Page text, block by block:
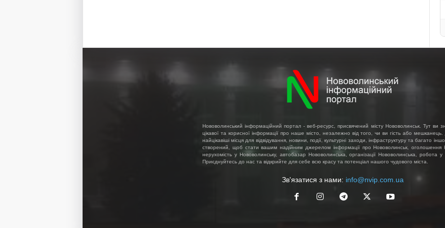
Нововолинський інформаційний портал - веб-ресурс, присвячений місту Нововолинськ. Тут ви
цікавої та корисної інформації про наше місто, незалежно від того, чи ви гість або мешканець.
найцікавіші місця для відвідування, новини, події, культурні заходи, інфраструктуру та багато
створений, щоб стати вашим надійним джерелом інформації про Нововолинськ, оголошення
нерухомість у Нововолинську, автобазар Нововолинська, організації Нововолинська, робота у
Приєднуйтесь до нас та відкрийте для себе всю красу та потенціал нашого чудового міста.
Зв'язатися з нами: info@nvip.com.ua